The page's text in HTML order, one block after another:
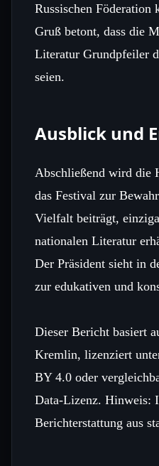
Russischen Föderation
Gruß betont, dass die
Literatur Grundpfeiler
seien.
Ausblick und
Abschließend wird die
das Festival zur
Vielfalt beiträgt,
nationalen Literatur
Der Präsident sieht in
zur edukativen und
Dieser Bericht basiert
Kremlin, lizenziert
BY 4.0 oder
Data-Lizenz. Hinweis:
Berichterstattung aus